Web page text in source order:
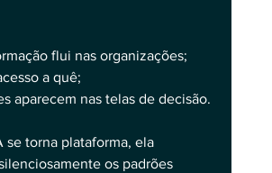
flui nas organizações;
a quê;
aparecem nas telas de decisão.
se torna plataforma, ela
os padrões